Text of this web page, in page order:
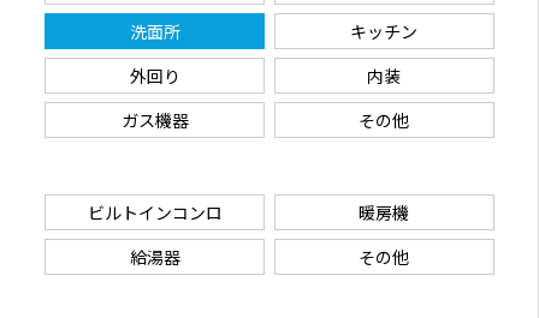
洗面所
キッチン
外回り
内装
ガス機器
その他
ビルトインコンロ
暖房機
給湯器
その他